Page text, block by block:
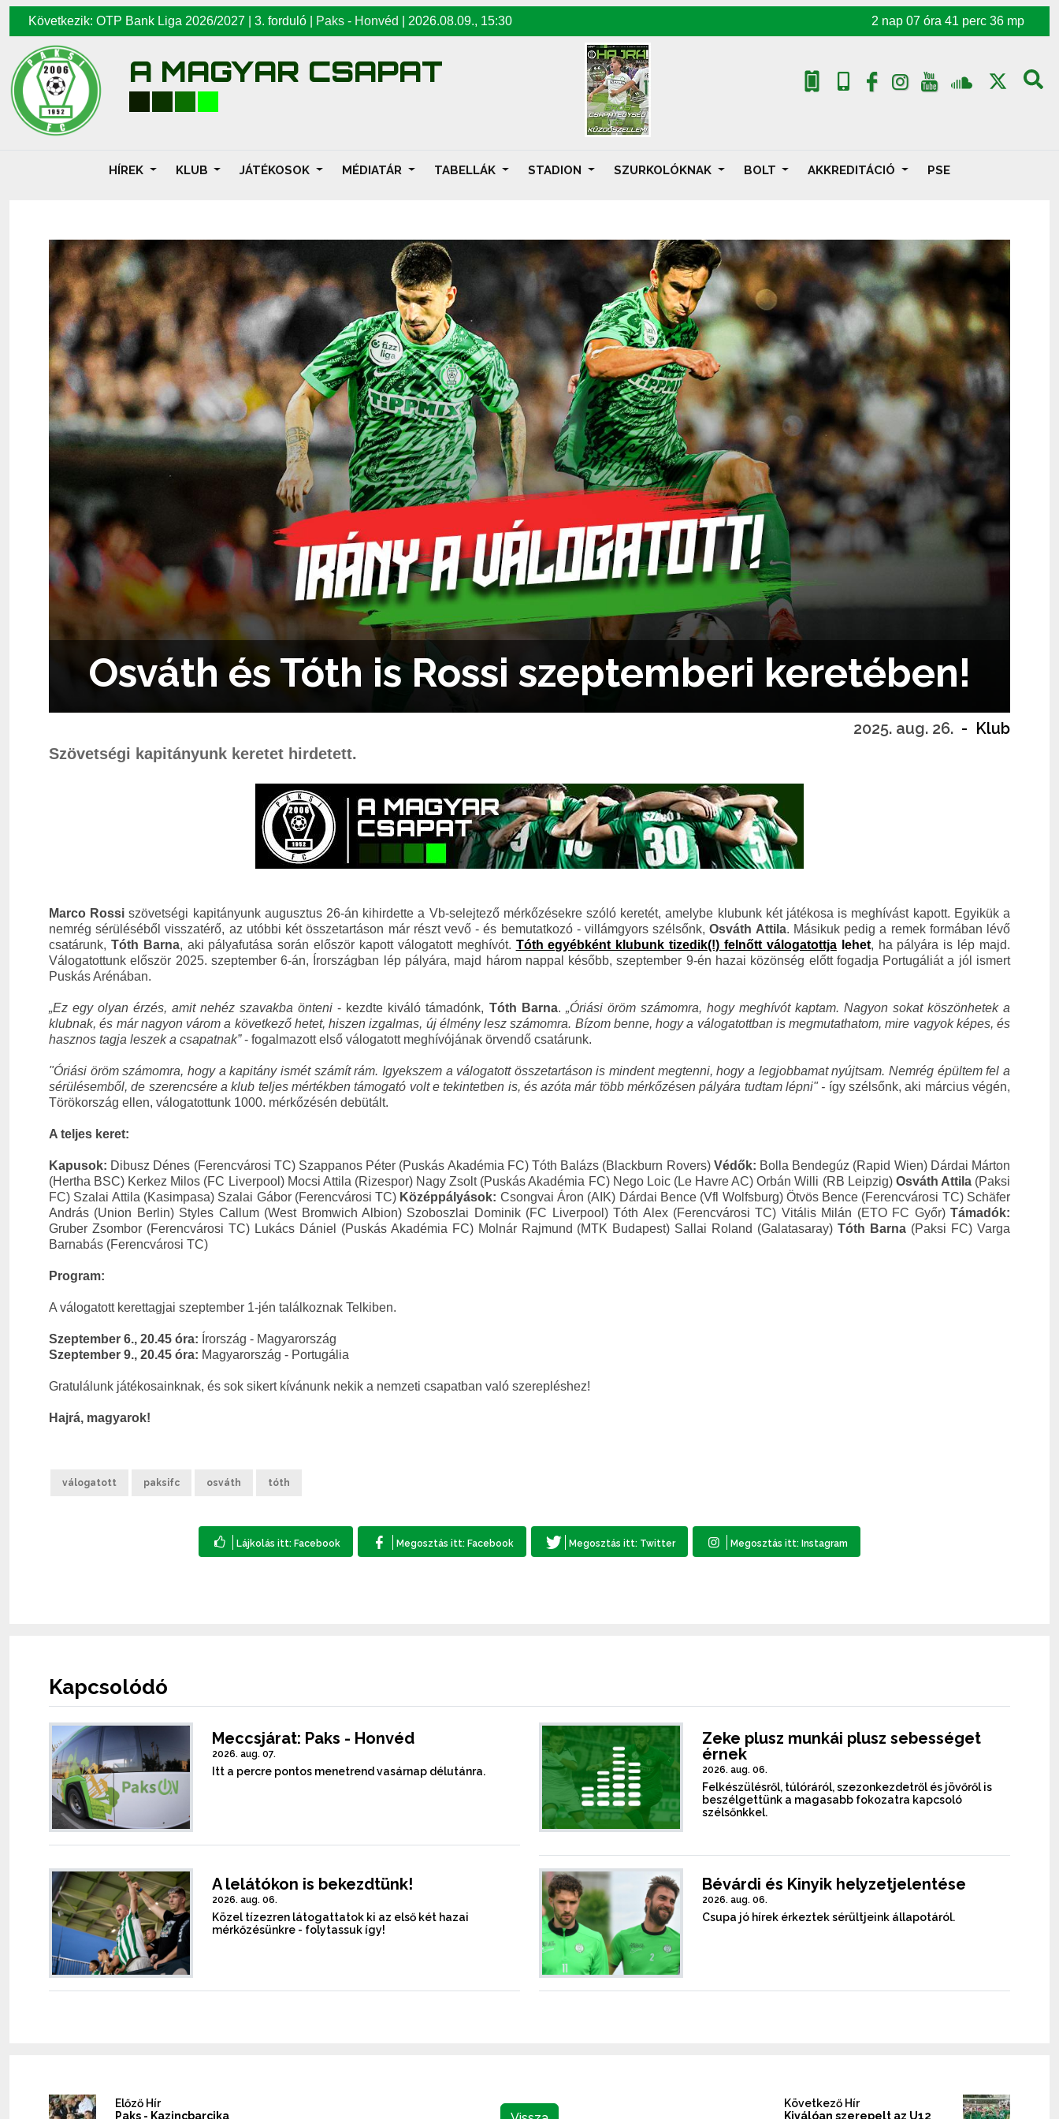
Következik: OTP Bank Liga 2026/2027 | 3. forduló | Paks - Honvéd 2026.08.09., 15:30 2 nap 07 óra 41 perc 34 mp
A MAGYAR CSAPAT
HÍREK KLUB JÁTÉKOSOK MÉDIATÁR TABELLÁK STADION SZURKOLÓKNAK BOLT AKKREDITÁCIÓ PSE
Osváth és Tóth is Rossi szeptemberi keretében!
2025. aug. 26. - Klub
Szövetségi kapitányunk keretet hirdetett.
Marco Rossi szövetségi kapitányunk augusztus 26-án kihirdette a Vb-selejtező mérkőzésekre szóló keretét, amelybe klubunk két játékosa is meghívást kapott. Egyikük a
nemrég sérüléséből visszatérő, az utóbbi két összetartáson már részt vevő - és bemutatkozó - villámgyors szélsőnk,Osváth Attila. Másikuk pedig a remek formában lévő
csatárunk, Tóth Barna, aki pályafutása során először kapott válogatott meghívót. Tóth egyébként klubunk tizedik(!) felnőtt válogatottjalehet, ha pályára is lép majd.
Válogatottunk először 2025. szeptember 6-án, Írországban lép pályára, majd három nappal később, szeptember 9-én hazai közönség előtt fogadja Portugáliát a jól ismert
Puskás Arénában.
„Ez egy olyan érzés, amit nehéz szavakba önteni - kezdte kiváló támadónk, Tóth Barna. „Óriási öröm számomra, hogy meghívót kaptam. Nagyon sokat köszönhetek a
klubnak, és már nagyon várom a következő hetet, hiszen izgalmas, új élmény lesz számomra. Bízom benne, hogy a válogatottban is megmutathatom, mire vagyok képes, és
hasznos tagja leszek a csapatnak”- fogalmazott első válogatott meghívójának örvendő csatárunk.
"Óriási öröm számomra, hogy a kapitány ismét számít rám. Igyekszem a válogatott összetartáson is mindent megtenni, hogy a legjobbamat nyújtsam. Nemrég épültem fel a
sérülésemből, de szerencsére a klub teljes mértékben támogató volt e tekintetben is, és azóta már több mérkőzésen pályára tudtam lépni" - így szélsőnk, aki március végén,
Törökország ellen, válogatottunk 1000. mérkőzésén debütált.
A teljes keret:
Kapusok: Dibusz Dénes (Ferencvárosi TC) Szappanos Péter (Puskás Akadémia FC) Tóth Balázs (Blackburn Rovers) Védők: Bolla Bendegúz (Rapid Wien) Dárdai Márton
(Hertha BSC) Kerkez Milos (FC Liverpool) Mocsi Attila (Rizespor) Nagy Zsolt (Puskás Akadémia FC) Nego Loic (Le Havre AC) Orbán Willi (RB Leipzig) Osváth Attila(Paksi
FC) Szalai Attila (Kasimpasa) Szalai Gábor (Ferencvárosi TC) Középpályások: Csongvai Áron (AIK) Dárdai Bence (Vfl Wolfsburg) Ötvös Bence (Ferencvárosi TC) Schäfer
András (Union Berlin) Styles Callum (West Bromwich Albion) Szoboszlai Dominik (FC Liverpool) Tóth Alex (Ferencvárosi TC) Vitális Milán (ETO FC Győr) Támadók:
Gruber Zsombor (Ferencvárosi TC) Lukács Dániel (Puskás Akadémia FC) Molnár Rajmund (MTK Budapest) Sallai Roland (Galatasaray)Tóth Barna (Paksi FC) Varga
Barnabás (Ferencvárosi TC)
Program:
A válogatott kerettagjai szeptember 1-jén találkoznak Telkiben.
Szeptember 6., 20.45 óra: Írország - Magyarország
Szeptember 9., 20.45 óra: Magyarország - Portugália
Gratulálunk játékosainknak, és sok sikert kívánunk nekik a nemzeti csapatban való szerepléshez!
Hajrá, magyarok!
válogatott paksifc osváth tóth
Kapcsolódó
Meccsjárat: Paks - Honvéd
2026. aug. 07.
Itt a percre pontos menetrend vasárnap délutánra.
Zeke plusz munkái plusz sebességet
érnek
2026. aug. 06.
Felkészülésről, túlóráról, szezonkezdetről és jövőről is
beszélgettünk a magasabb fokozatra kapcsoló
szélsőnkkel.
A lelátókon is bekezdtünk!
2026. aug. 06.
Közel tízezren látogattatok ki az első két hazai
mérkőzésünkre - folytassuk így!
Bévárdi és Kinyik helyzetjelentése
2026. aug. 06.
Csupa jó hírek érkeztek sérültjeink állapotáról.
Előző Hír
Paks - Kazincbarcika
Következő Hír
Kiválóan szerepelt az U12